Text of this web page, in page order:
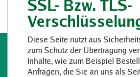
SSL- Bzw. TLS-
Diese Seite nutzt aus
zum Schutz der Übertragung
Inhalte, wie zum Beispiel
Anfragen, die Sie an uns als